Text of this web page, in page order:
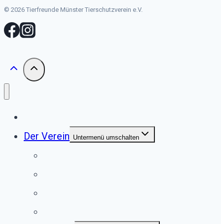
© 2026 Tierfreunde Münster Tierschutzverein e.V.
Der Verein Untermenü umschalten